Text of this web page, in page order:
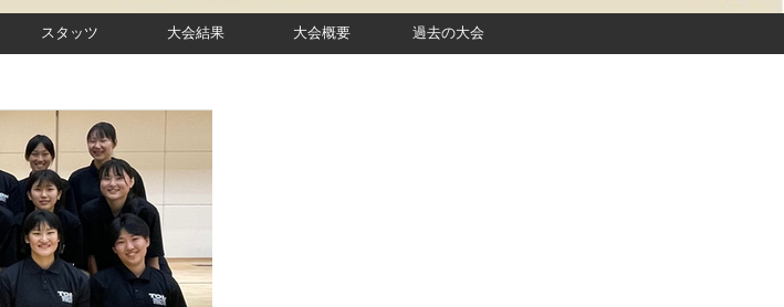
スタッツ 大会結果 大会概要 過去の大会